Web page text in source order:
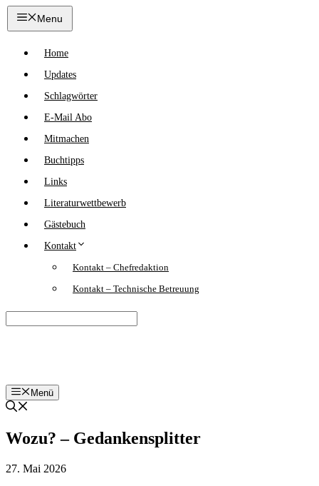
Zum
Inhalt
Menu
Home
Updates
Schlagwörter
E-Mail Abo
Mitmachen
Buchtipps
Links
Literaturwettbewerb
Gästebuch
Kontakt
Kontakt – Chefredaktion
Kontakt – Technische Betreuung
Menü
Wozu? – Gedankensplitter
27. Mai 2026